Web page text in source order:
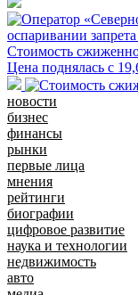
Стоимость
Цена поднялась с
новости
бизнес
финансы
рынки
первые лица
мнения
рейтинги
биографии
цифровое развитие
наука и технологии
недвижимость
авто